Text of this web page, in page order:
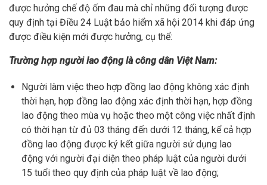
được hưởng chế độ ốm đau mà chỉ những đối tượng được
quy định tại Điều 24 Luật bảo hiểm xã hội 2014 khi đáp ứng
được điều kiện mới được hưởng, cụ thể:
Trường hợp người lao động là công dân Việt Nam:
Người làm việc theo hợp đồng lao động không xác định
thời hạn, hợp đồng lao động xác định thời hạn, hợp đồng
lao động theo mùa vụ hoặc theo một công việc nhất định
có thời hạn từ đủ 03 tháng đến dưới 12 tháng, kể cả hợp
đồng lao động được ký kết giữa người sử dụng lao
động với người đại diện theo pháp luật của người dưới
15 tuổi theo quy định của pháp luật về lao động;